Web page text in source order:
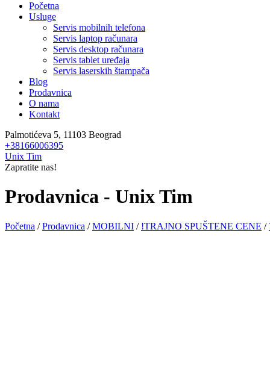
Početna
Usluge
Servis mobilnih telefona
Servis laptop računara
Servis desktop računara
Servis tablet uređaja
Servis laserskih štampača
Blog
Prodavnica
O nama
Kontakt
Palmotićeva 5, 11103 Beograd
+38166006395
Unix Tim
Zapratite nas!
Prodavnica - Unix Tim
Početna /Prodavnica /MOBILNI / !TRAJNO SPUŠTENE CENE /